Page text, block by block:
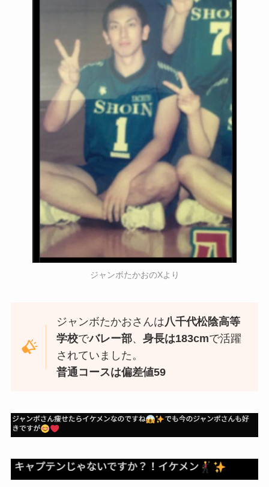
ジャンボたかおのXより
ジャンボたかおさんは八千代松陰高等
学校でバレー部、身長は183cmで活躍
されていました。
普通コースは偏差値59